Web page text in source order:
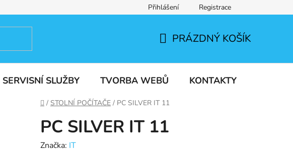
Přihlášení Registrace
KOŠÍK
PRÁZDNÝ KOŠÍK
SERVISNÍ SLUŽBY TVORBA WEBŮ KONTAKTY
Domů
/ STOLNÍ POČÍTAČE / PC SILVER IT 11
PC SILVER IT 11
Značka: IT